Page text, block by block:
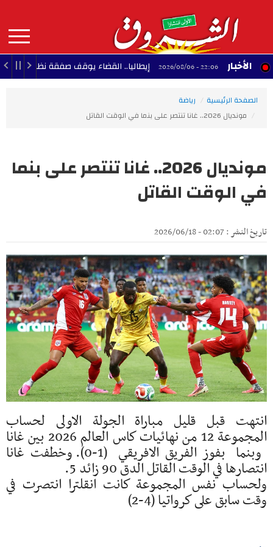
contenu
principal
MAIN
NAVIGATION الأخبار
22:06 - 2026/08/06 إيطاليا.. القضاء يوقف صفقة نظام رادار إسرائيلي
الصفحة الرئيسية
رياضة
مونديال 2026.. غانا تنتصر على بنما في الوقت القاتل
مونديال 2026.. غانا تنتصر على بنما
في الوقت القاتل
تاريخ النشر : 02:07 - 2026/06/18
انتهت قبل قليل مباراة الجولة الاولى لحساب
المجموعة 12 من نهائيات كاس العالم 2026 بين غانا
وبنما بفوز الفريق الافريقي (1-0). وخطفت غانا
انتصارها في الوقت القاتل الدق 90 زائد 5.
ولحساب نفس المجموعة كانت انقلترا انتصرت في
وقت سابق على كرواتيا (4-2)